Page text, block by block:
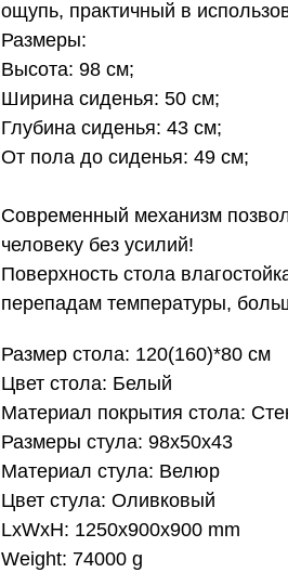
ощупь, практичный в
Размеры:
Высота: 98 см;
Ширина сиденья: 50 см;
Глубина сиденья: 43 см;
От пола до сиденья: 49 см;
Современный механизм
человеку без усилий!
Поверхность стола
перепадам температуры,
Размер стола: 120(160)*80 см
Цвет стола: Белый
Материал покрытия стола:
Размеры стула: 98x50x43
Материал стула: Велюр
Цвет стула: Оливковый
LxWxH: 1250x900x900 mm
Weight: 74000 g